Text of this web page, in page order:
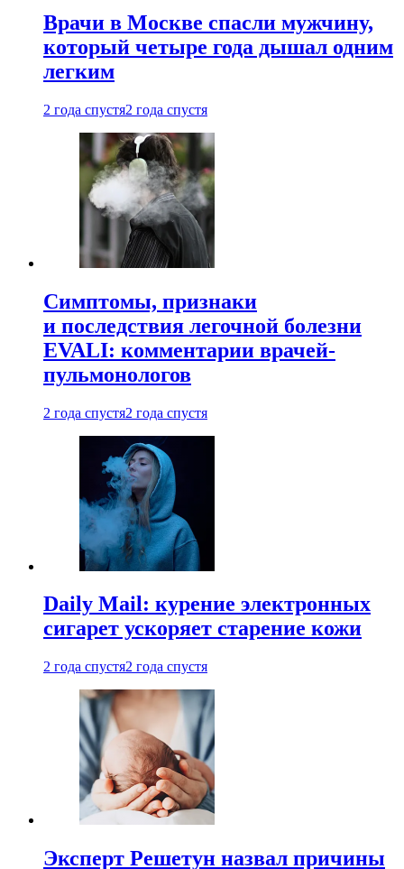
Врачи в Москве спасли мужчину,
который четыре года дышал одним
легким
2 года спустя2 года спустя
Симптомы, признаки
и последствия легочной болезни
EVALI: комментарии врачей-
пульмонологов
2 года спустя2 года спустя
Daily Mail: курение электронных
сигарет ускоряет старение кожи
2 года спустя2 года спустя
Эксперт Решетун назвал причины